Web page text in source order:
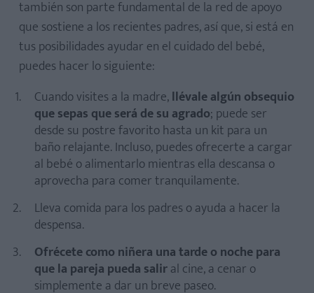
también son parte fundamental de la red de apoyo
que sostiene a los recientes padres, así que, si está en
tus posibilidades ayudar en el cuidado del bebé,
puedes hacer lo siguiente:
Cuando visites a la madre,llévale algún obsequio
que sepas que será de su agrado; puede ser
desde su postre favorito hasta un kit para un
baño relajante. Incluso, puedes ofrecerte a cargar
al bebé o alimentarlo mientras ella descansa o
aprovecha para comer tranquilamente.
Lleva comida para los padres o ayuda a hacer la
despensa.
Ofrécete como niñera una tarde o noche para
que la pareja pueda saliral cine, a cenar o
simplemente a dar un breve paseo.